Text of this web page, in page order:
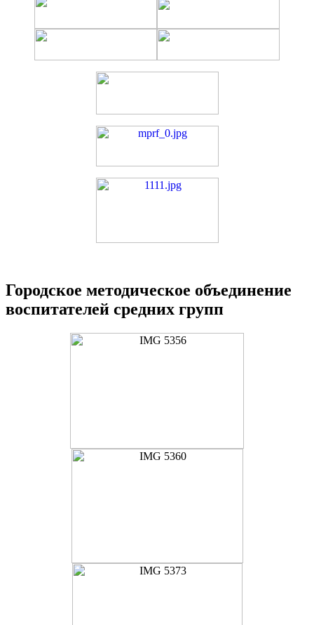
Городское методическое объединение
воспитателей средних групп